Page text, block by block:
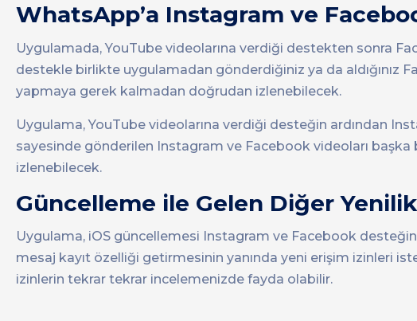
WhatsApp’a Instagram ve
Uygulamada, YouTube videolarına verdiği destekten sonra
destekle birlikte uygulamadan gönderdiğiniz ya da aldığınız
yapmaya gerek kalmadan doğrudan izlenebilecek.
Uygulama, YouTube videolarına verdiği desteğin ardından
sayesinde gönderilen Instagram ve Facebook videoları
izlenebilecek.
Güncelleme ile Gelen Diğer
Uygulama, iOS güncellemesi Instagram ve Facebook
mesaj kayıt özelliği getirmesinin yanında yeni erişim izinleri
izinlerin tekrar tekrar incelemenizde fayda olabilir.